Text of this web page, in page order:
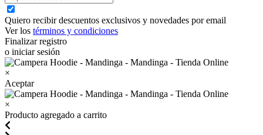
Quiero recibir descuentos exclusivos y novedades por email
Ver los términos y condiciones
Finalizar registro
o iniciar sesión
×
Aceptar
×
Producto agregado a carrito